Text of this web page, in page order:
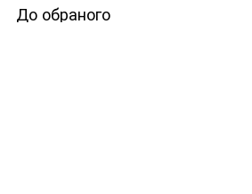
До обраного